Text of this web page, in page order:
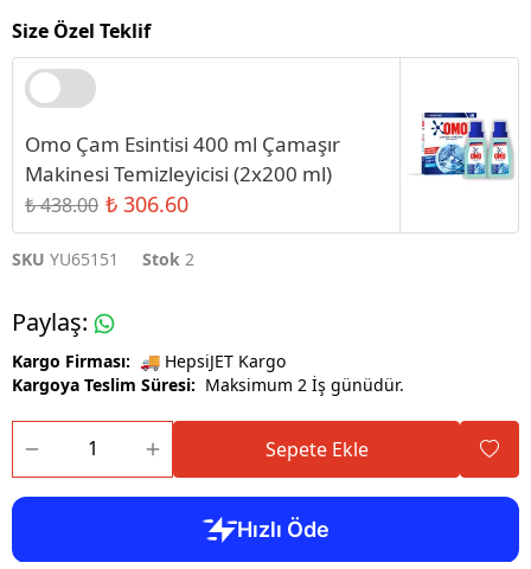
Size Özel Teklif
Omo Çam Esintisi 400 ml Çamaşır
Makinesi Temizleyicisi (2x200 ml)
₺ 438.00 ₺ 306.60
SKU YU65151 Stok 2
Paylaş:
Kargo Firması: 🚚 HepsiJET Kargo
Kargoya Teslim Süresi: Maksimum 2 İş günüdür.
Sepete Ekle